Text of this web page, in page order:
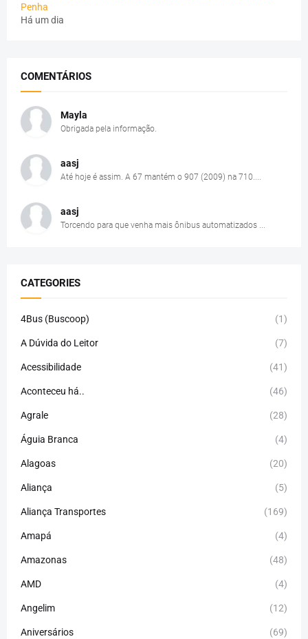
Penha
Há um dia
COMENTÁRIOS
Mayla
Obrigada pela informação.
aasj
Até hoje é assim. A 67 mantém o 907 (2009) na 710....
aasj
Torcendo para que venha mais ônibus automatizados ...
CATEGORIES
4Bus (Buscoop) (1)
A Dúvida do Leitor (7)
Acessibilidade (41)
Aconteceu há.. (46)
Agrale (28)
Águia Branca (4)
Alagoas (20)
Aliança (5)
Aliança Transportes (169)
Amapá (4)
Amazonas (48)
AMD (4)
Angelim (12)
Aniversários (69)